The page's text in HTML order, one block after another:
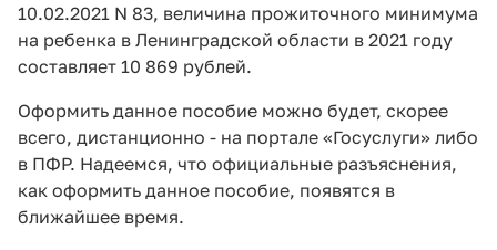
10.02.2021 N 83, величина прожиточного минимума
на ребенка в Ленинградской области в 2021 году
составляет 10 869 рублей.
Оформить данное пособие можно будет, скорее
всего, дистанционно - на портале «Госуслуги» либо
в ПФР. Надеемся, что официальные разъяснения,
как оформить данное пособие, появятся в
ближайшее время.